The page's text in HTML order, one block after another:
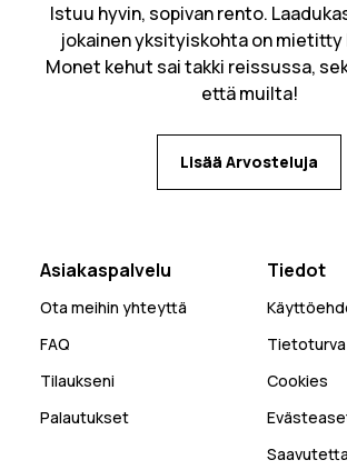
Istuu hyvin, sopivan rento.
jokainen yksityiskohta on
Monet kehut sai takki reissussa,
että muilta!
Lisää Arvosteluja
Asiakaspalvelu
Ota meihin yhteyttä
FAQ
Tilaukseni
Palautukset
Tiedot
Tietoturva
Cookies